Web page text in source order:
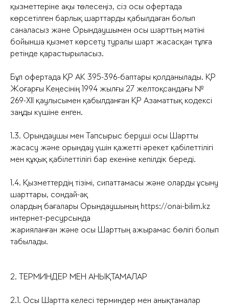
қызметтеріне ақы төлесеңіз, сіз осы офертада
көрсетілген барлық шарттарды қабылдаған болып
саналасыз және Орындаушымен осы шарттың мәтіні
бойынша қызмет көрсету туралы шарт жасасқан тұлға
ретінде қарастырыласыз.
Бұл офертада ҚР АК 395-396-баптары қолданылады. ҚР
Жоғарғы Кеңесінің 1994 жылғы 27 желтоқсандағы №
269-XII қаулысымен қабылданған ҚР Азаматтық кодексі
заңды күшіне енген.
1.3. Орындаушы мен Тапсырыс беруші осы Шартты
жасасу және орындау үшін қажетті әрекет қабілеттілігі
мен құқық қабілеттілігі бар екеніне кепілдік береді.
1.4. Қызметтердің тізімі, сипаттамасы және оларды ұсыну
шарттары, сондай-ақ
олардың бағалары Орындаушының https://onai-bilim.kz
интернет-ресурсында
жарияланған және осы Шарттың ажырамас бөлігі болып
табылады.
2. ТЕРМИНДЕР МЕН АНЫҚТАМАЛАР
2.1. Осы Шартта келесі терминдер мен анықтамалар